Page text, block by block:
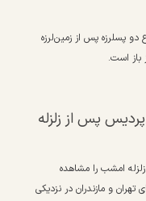
پسلرزه پس از زمین‌لرزه
باز است.
پس از زلزله
امشب را مشاهده
مرز استان‌های تهران و مازندران در نزدیکی